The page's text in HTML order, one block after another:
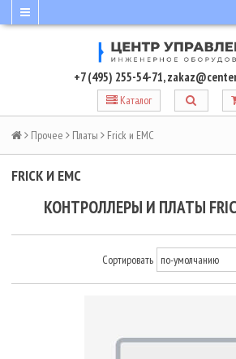
+7 (495) 255-54-71,
Каталог
Прочее Платы Frick и EMC
FRICK И EMC
КОНТРОЛЛЕРЫ И ПЛАТЫ
Сортировать